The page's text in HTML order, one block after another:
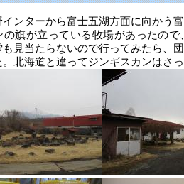
インターから富士五湖方面に向かう
の旗が立っている牧場があったの
も見当たらないので行ってみたら、
。北海道と違ってジンギスカンはさ